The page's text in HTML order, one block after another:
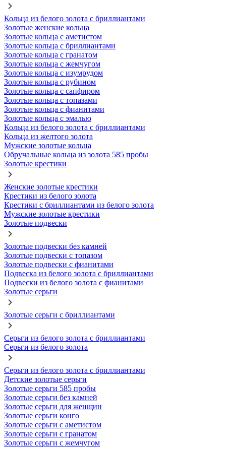
Кольца из белого золота с бриллиантами
Золотые женские кольца
Золотые кольца с аметистом
Золотые кольца с бриллиантами
Золотые кольца с гранатом
Золотые кольца с жемчугом
Золотые кольца с изумрудом
Золотые кольца с рубином
Золотые кольца с сапфиром
Золотые кольца с топазами
Золотые кольца с фианитами
Золотые кольца с эмалью
Кольца из белого золота с бриллиантами
Кольца из желтого золота
Мужские золотые кольца
Обручальные кольца из золота 585 пробы
Золотые крестики
Женские золотые крестики
Крестики из белого золота
Крестики с бриллиантами из белого золота
Мужские золотые крестики
Золотые подвески
Золотые подвески без камней
Золотые подвески с топазом
Золотые подвески с фианитами
Подвеска из белого золота с бриллиантами
Подвески из белого золота с фианитами
Золотые серьги
Золотые серьги с бриллиантами
Серьги из белого золота с бриллиантами
Серьги из белого золота
Серьги из белого золота с бриллиантами
Детские золотые серьги
Золотые серьги 585 пробы
Золотые серьги без камней
Золотые серьги для женщин
Золотые серьги конго
Золотые серьги с аметистом
Золотые серьги с гранатом
Золотые серьги с жемчугом